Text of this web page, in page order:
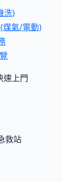
洗)
煤氣/電動)
速上門
救站